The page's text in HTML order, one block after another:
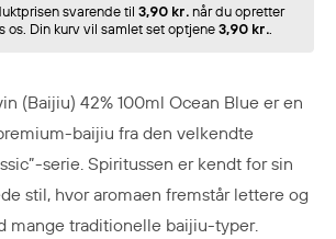
svarende til 3,90 kr. når du opretter
os. Din kurv vil samlet set optjene 3,90 kr..
(Baijiu) 42% 100ml Ocean Blue er en
baijiu fra den velkendte
serie. Spiritussen er kendt for sin
stil, hvor aromaen fremstår lettere og
mange traditionelle baijiu-typer.